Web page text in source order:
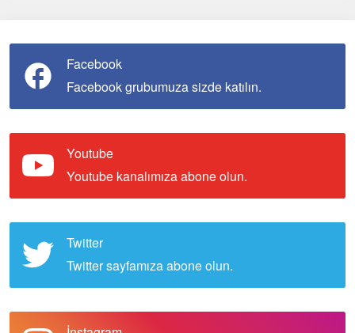
Facebook
Facebook grubumuza sizde katılın.
Youtube
Youtube kanalımıza abone olun.
Twitter
Twitter sayfamıza abone olun.